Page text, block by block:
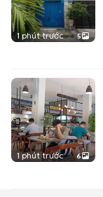
1 phút trước 5
1 phút trước 6